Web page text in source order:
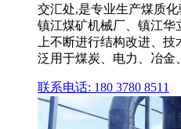
交汇处,是专业生产煤质
镇江煤矿机械厂、镇江华
上不断进行结构改进、
泛用于煤炭、电力、冶金
联系电话: 180 3780 8511